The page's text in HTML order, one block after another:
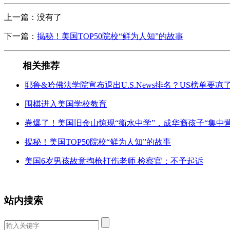
上一篇：没有了
下一篇： 揭秘！美国TOP50院校“鲜为人知”的故事
相关推荐
耶鲁&哈佛法学院宣布退出U.S.News排名？US榜单要凉
围棋进入美国学校教育
卷爆了！美国旧金山惊现“衡水中学”，成华裔孩子“集中
揭秘！美国TOP50院校“鲜为人知”的故事
美国6岁男孩故意掏枪打伤老师 检察官：不予起诉
站内搜索